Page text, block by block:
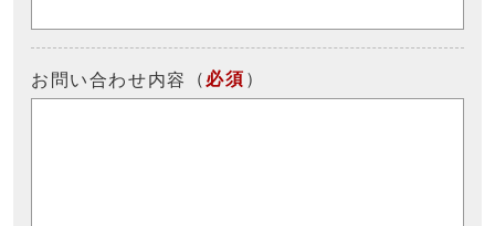
お問い合わせ内容 （ 必須 ）